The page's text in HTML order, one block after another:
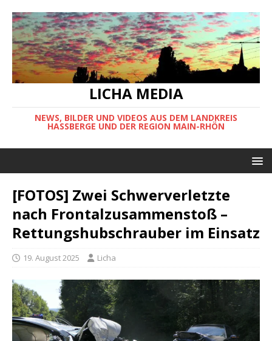
LICHA MEDIA
NEWS, BILDER UND VIDEOS AUS DEM LANDKREIS
HASSBERGE UND DER REGION MAIN-RHÖN
[FOTOS] Zwei Schwerverletzte
nach Frontalzusammenstoß –
Rettungshubschrauber im Einsatz
19. August 2025 Licha